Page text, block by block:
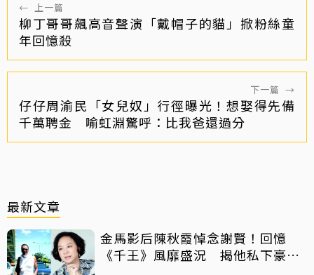
← 上一篇
柳丁哥哥飆高音聲演「戴帽子的貓」掀粉絲童
年回憶殺
下一篇 →
仔仔周渝民「女兒奴」行徑曝光！想娶得先備
千萬聘金 喻虹淵驚呼：比我爸還過分
最新文章
金馬影后陳秋霞悼念謝賢！回憶
《千王》風靡盛況 揭他私下豪爽